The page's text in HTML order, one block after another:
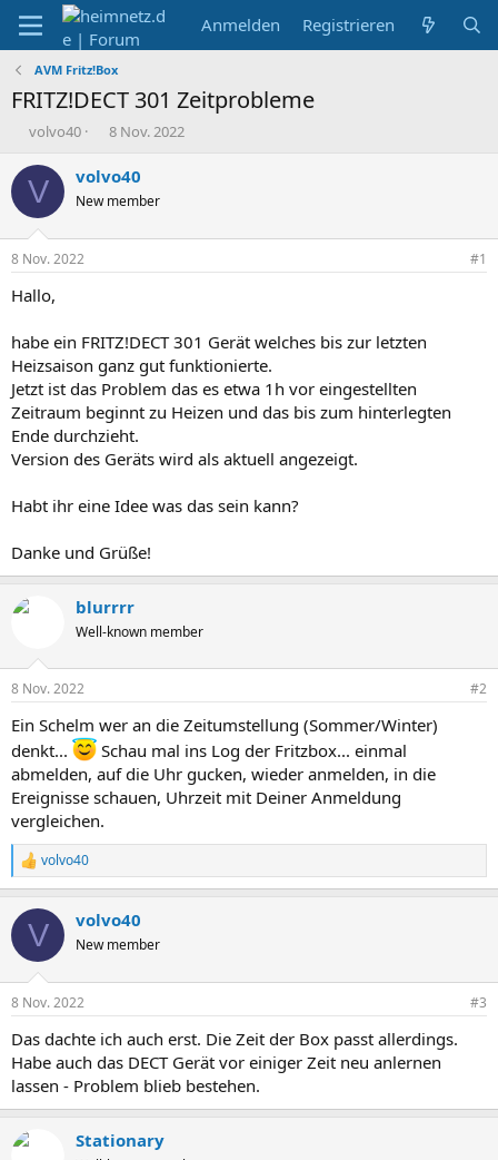
Anmelden Registrieren
AVM Fritz!Box
FRITZ!DECT 301 Zeitprobleme
E
s
t
l
e
r
volvo40
E
s
e
t
8 Nov. 2022
V volvo40
New member
8 Nov. 2022 #1
Hallo,
habe ein FRITZ!DECT 301 Gerät welches bis zur letzten
Heizsaison ganz gut funktionierte.
Jetzt ist das Problem das es etwa 1h vor eingestellten
Zeitraum beginnt zu Heizen und das bis zum hinterlegten
Ende durchzieht.
Version des Geräts wird als aktuell angezeigt.
Habt ihr eine Idee was das sein kann?
Danke und Grüße!
blurrrr
Well-known member
8 Nov. 2022 #2
Ein Schelm wer an die Zeitumstellung (Sommer/Winter)
denkt...
Schau mal ins Log der Fritzbox... einmal
abmelden, auf die Uhr gucken, wieder anmelden, in die
Ereignisse schauen, Uhrzeit mit Deiner Anmeldung
vergleichen.
R
e
k
i
e
:
volvo40
V volvo40
New member
8 Nov. 2022 #3
Das dachte ich auch erst. Die Zeit der Box passt allerdings.
Habe auch das DECT Gerät vor einiger Zeit neu anlernen
lassen - Problem blieb bestehen.
Stationary